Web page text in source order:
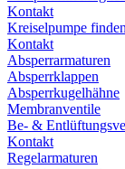
Kontakt
Kreiselpumpe
Kontakt
Absperrarmaturen
Absperrklappen
Absperrkugelhähne
Membranventile
Be- &
Kontakt
Regelarmaturen